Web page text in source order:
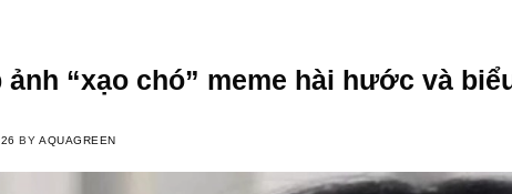
“xạo chó” meme hài hước và
BYAQUAGREEN